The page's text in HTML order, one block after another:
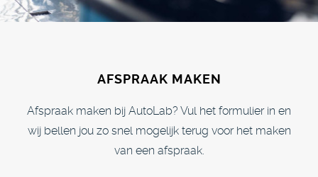
AFSPRAAK MAKEN
Afspraak maken bij AutoLab? Vul het formulier in en
wij bellen jou zo snel mogelijk terug voor het maken
van een afspraak.